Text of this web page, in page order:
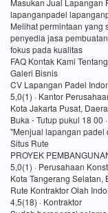
Masukan Jual Lapangan
lapanganpadel
Melihat permintaan yang
penyedia jasa
fokus pada kualitas
FAQ Kontak Kami
Galeri Bisnis
CV Lapangan Padel
5,0(1) · Kantor
Kota Jakarta Pusat,
Buka ⋅ Tutup pukul 18 00
"Menjual lapangan padel
Situs Rute
PROYEK
5,0(1) · Perusahaan
Kota Tangerang Selatan,
Rute Kontraktor Olah
4,5(18) · Kontraktor